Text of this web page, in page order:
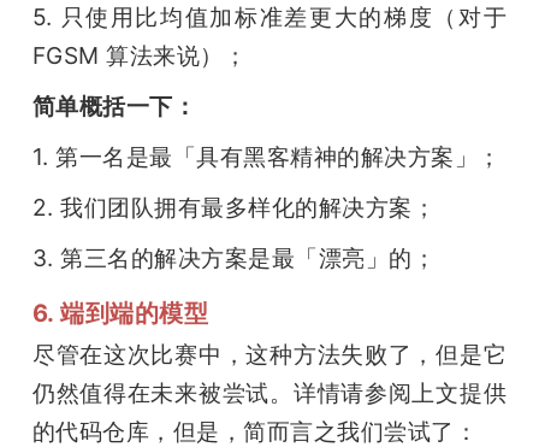
5. 只使用比均值加标准差更大的梯度（对于
FGSM 算法来说）；
简单概括一下：
1. 第一名是最「具有黑客精神的解决方案」；
2. 我们团队拥有最多样化的解决方案；
3. 第三名的解决方案是最「漂亮」的；
6. 端到端的模型
尽管在这次比赛中，这种方法失败了，但是它
仍然值得在未来被尝试。详情请参阅上文提供
的代码仓库，但是，简而言之我们尝试了：